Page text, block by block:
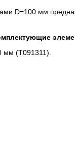
D=100 мм
мм (T091311).